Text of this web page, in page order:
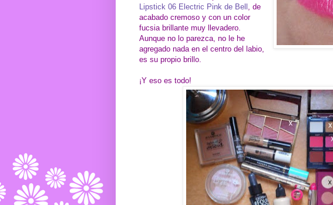
Lipstick 06 Electric Pink de Bell , de
acabado cremoso y con un color
fucsia brillante muy llevadero.
Aunque no lo parezca, no le he
agregado nada en el centro del labio,
es su propio brillo.
¡Y eso es todo!